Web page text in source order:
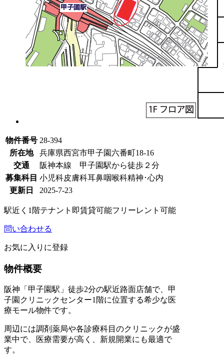
物件番号 28-394
所在地
兵庫県西宮市甲子園六番町18-16
交通
阪神本線 甲子園駅から徒歩２分
募集科目 小児科皮膚科耳鼻咽喉科精神･心内
更新日
2025-7-23
駅近く 1階テナント 即賃貸可能フリーレント可能
問い合わせる
お気に入りに登録
物件概要
阪神「甲子園駅」徒歩2分の駅近路面店舗で、甲
子園クリニックセンター1階に位置する希少な医
療モール物件です。
周辺には調剤薬局や各診療科目のクリニックが盛
業中で、医療需要が高く、新規開業にも最適で
す。